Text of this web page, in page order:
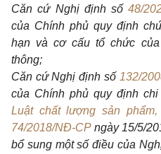
Căn cứ Nghị định số 48/
của Chính phủ quy định
hạn và cơ cấu tổ chức
thông;
Căn cứ Nghị định số 132/
của Chính phủ quy định
Luật chất lượng sản phẩm,
74/2018/NĐ-CPngày 15/5/
bổ sung một số điều của